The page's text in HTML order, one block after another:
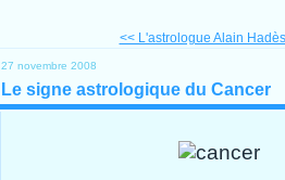
<< L'astrologue Alain
27 novembre 2008
Le signe astrologique du Cancer